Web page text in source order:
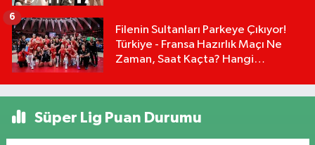
Filenin Sultanları Parkeye Çıkıyor!
Türkiye - Fransa Hazırlık Maçı Ne
Zaman, Saat Kaçta? Hangi
6
Süper Lig Puan Durumu